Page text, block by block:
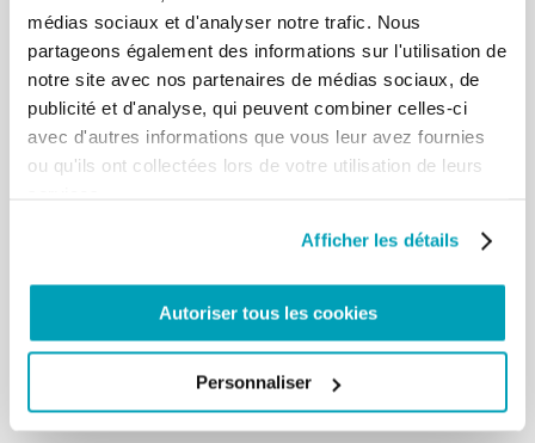
médias sociaux et d'analyser notre trafic. Nous
partageons également des informations sur l'utilisation de
notre site avec nos partenaires de médias sociaux, de
publicité et d'analyse, qui peuvent combiner celles-ci
avec d'autres informations que vous leur avez fournies
ou qu'ils ont collectées lors de votre utilisation de leurs
Afficher les détails
Autoriser tous les cookies
Personnaliser